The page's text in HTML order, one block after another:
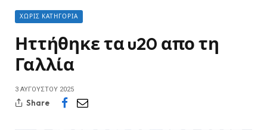
ΧΩΡΊΣ ΚΑΤΗΓΟΡΊΑ
Ηττήθηκε τα u20 απο τη
Γαλλία
3 ΑΥΓΟΎΣΤΟΥ 2025
Share